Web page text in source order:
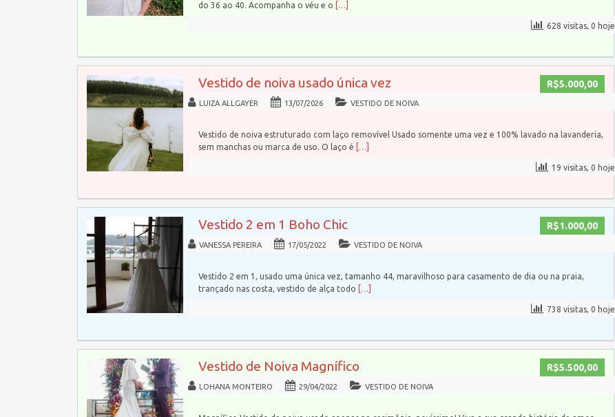
do 36 ao 40. Acompanha o véu e o […]
628 visitas, 0 hoje
R$5.000,00
Vestido de noiva usado única vez
LUIZA ALLGAYER 13/07/2026 VESTIDO DE NOIVA
Vestido de noiva estruturado com laço removível Usado somente uma vez e 100% lavado na lavanderia,
sem manchas ou marca de uso. O laço é […]
19 visitas, 0 hoje
R$1.000,00
Vestido 2 em 1 Boho Chic
VANESSA PEREIRA 17/05/2022 VESTIDO DE NOIVA
Vestido 2 em 1, usado uma única vez, tamanho 44, maravilhoso para casamento de dia ou na praia,
trançado nas costa, vestido de alça todo […]
738 visitas, 0 hoje
R$5.500,00
Vestido de Noiva Magnífico
LOHANA MONTEIRO 29/04/2022 VESTIDO DE NOIVA